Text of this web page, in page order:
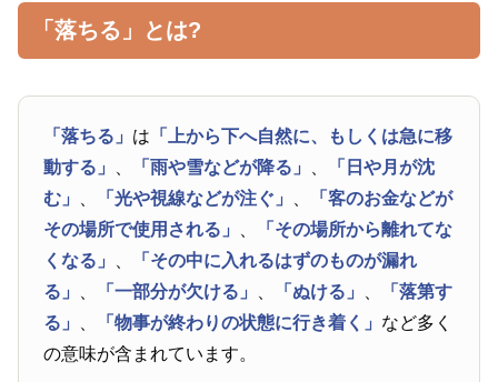
「落ちる」とは?
「落ちる」 は 「上から下へ自然に、もしくは急に移
動する」
「雨や雪などが降る」
「日や月が沈
む」
「光や視線などが注ぐ」
「客のお金などが
その場所で使用される」
「その場所から離れてな
くなる」
「その中に入れるはずのものが漏れ
る」
「一部分が欠ける」 「ぬける」
「落第す
る」
「物事が終わりの状態に行き着く」 など多く
の意味が含まれています。